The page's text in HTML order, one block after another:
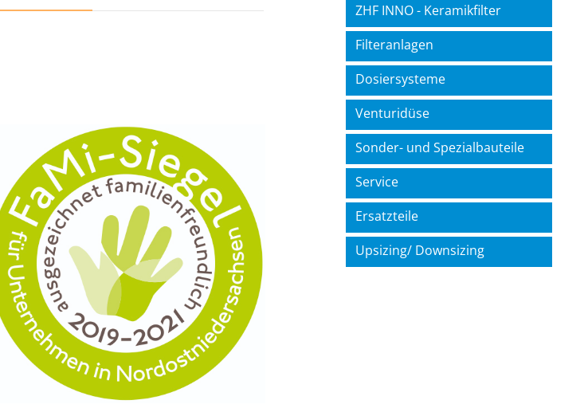
ZHF INNO - Keramikfilter
Filteranlagen
Dosiersysteme
Venturidüse
Sonder- und Spezialbauteile
Service
Ersatzteile
Upsizing/ Downsizing